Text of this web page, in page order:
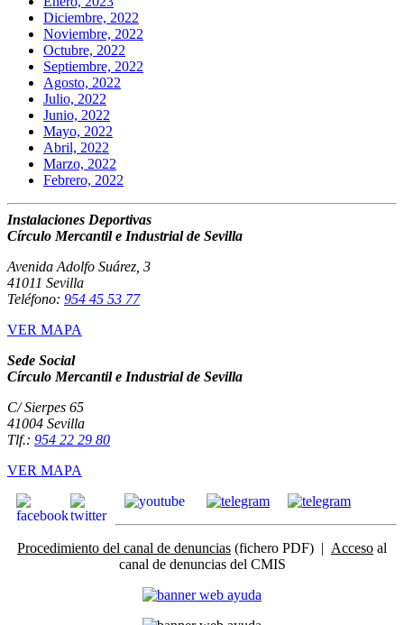
Diciembre, 2022
Noviembre, 2022
Octubre, 2022
Septiembre, 2022
Agosto, 2022
Julio, 2022
Junio, 2022
Mayo, 2022
Abril, 2022
Marzo, 2022
Febrero, 2022
Instalaciones Deportivas
Círculo Mercantil e Industrial de Sevilla
Avenida Adolfo Suárez, 3
41011 Sevilla
Teléfono: 954 45 53 77
VER MAPA
Sede Social
Círculo Mercantil e Industrial de Sevilla
C/ Sierpes 65
41004 Sevilla
Tlf.: 954 22 29 80
VER MAPA
Procedimiento del canal de denuncias (fichero PDF) | Acceso al
canal de denuncias del CMIS